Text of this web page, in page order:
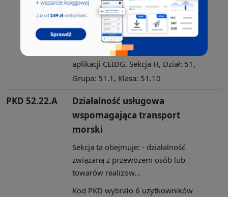
Sekcja ta obejmuje: - działalność
związaną z przewozem osób lub
towarów realizow...
Kod PKD wybrało 7 użytkowników
aplikacji CEIDG. Sekcja H, Dział: 51,
Grupa: 51.1, Klasa: 51.10
PKD 52.22.A
Działalność usługowa
wspomagająca transport
morski
Sekcja ta obejmuje: - działalność
związaną z przewozem osób lub
towarów realizow...
Kod PKD wybrało 6 użytkowników